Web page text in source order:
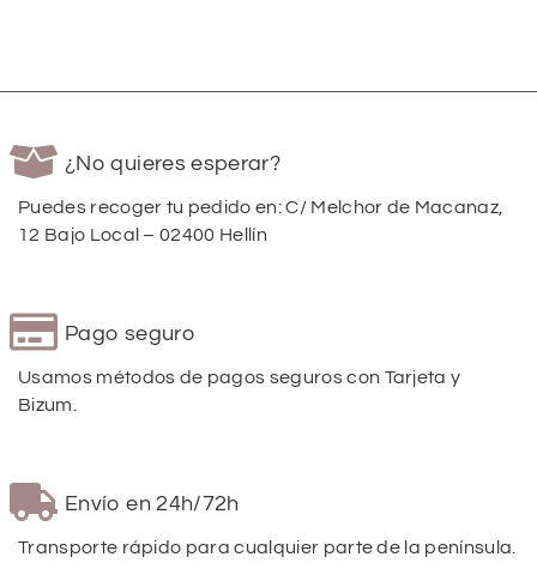
¿No quieres esperar?
Puedes recoger tu pedido en: C/ Melchor de Macanaz,
12 Bajo Local – 02400 Hellín
Pago seguro
Usamos métodos de pagos seguros con Tarjeta y
Bizum.
Envío en 24h/72h
Transporte rápido para cualquier parte de la península.